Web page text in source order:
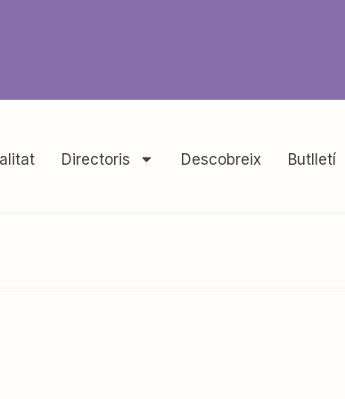
Directoris Descobreix Butlletí